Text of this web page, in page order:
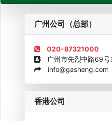
企业诚信AAAAA奖牌2015
广州公司（总部）
020-87321000
广州市先烈中路69号
info@gasheng.com
香港公司